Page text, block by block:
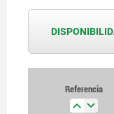
6
Referencia
Referencia